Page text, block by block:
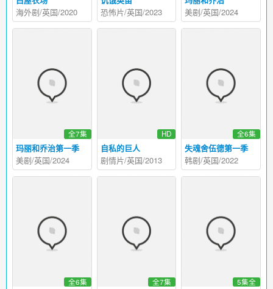
海外剧/英国/2020 恐怖片/英国/2023 美剧/英国/2024
玛丽和乔治第一季
全7集
美剧/英国/2024
自私的巨人
HD
剧情片/英国/2013
失魂舍伍德第一季
全6集
韩剧/英国/2022
全6集 全7集 5集全